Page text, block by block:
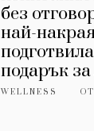
без
най-
подарък
WELLNESS